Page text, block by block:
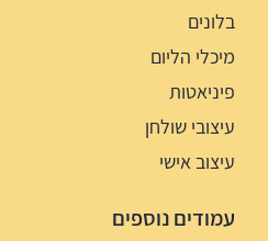
בלונים
מיכלי הליום
פיניאטות
עיצובי שולחן
עיצוב אישי
עמודים נוספים